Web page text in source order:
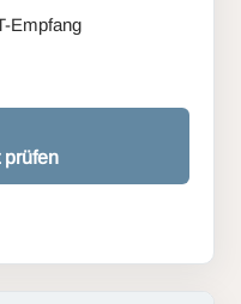
Empfang
prüfen